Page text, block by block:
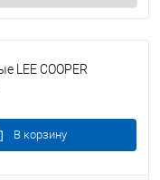
LEE COOPER
В корзину